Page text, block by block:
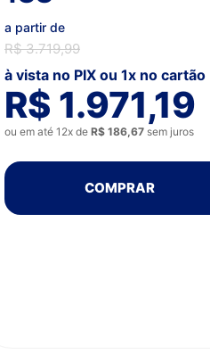
a partir de
R$ 3.719,99
à vista no PIX ou 1x no cartão
R$ 1.971,19
ou em até 12x de R$ 186,67 sem juros
COMPRAR